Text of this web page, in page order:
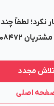
لطفاً چند
مشتریان
تلاش مجدد
اصلی